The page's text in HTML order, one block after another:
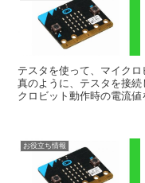
テスタを使って、マイク
真のように、テスタを接
クロビット動作時の電流値
お役立ち情報